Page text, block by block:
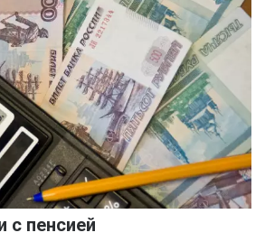
с пенсией